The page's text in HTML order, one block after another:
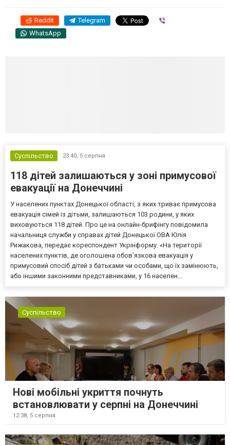
Reddit Telegram
WhatsApp
Суспільство 23:40, 5 серпня
118 дітей залишаються у зоні примусової
евакуації на Донеччині
У населених пунктах Донецької області, з яких триває примусова
евакуація сімей із дітьми, залишаються 103 родини, у яких
виховуються 118 дітей. Про це на онлайн-брифінгу повідомила
начальниця служби у справах дітей Донецької ОВА Юлія
Рижакова, передає кореспондент Укрінформу. «На території
населених пунктів, де оголошена обов’язкова евакуація у
примусовий спосіб дітей з батьками чи особами, що їх замінюють,
або іншими законними представниками, у 16 населен...
Суспільство
Нові мобільні укриття почнуть
встановлювати у серпні на Донеччині
12:38, 5 серпня